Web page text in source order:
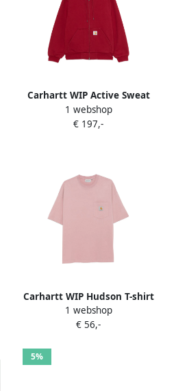
Carhartt WIP Active Sweat
hoodie Rood
1 webshop
€ 197,-
Carhartt WIP Hudson T-shirt
met zak Roze
1 webshop
€ 56,-
5%